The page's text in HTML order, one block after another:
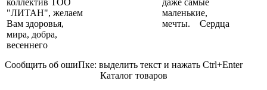
коллектив ТОО
"ЛИТАН", желаем
Вам здоровья,
мира, добра,
весеннего
даже самые
маленькие,
мечты. Сердца
Сообщить об ошиПке: выделить текст и нажать Ctrl+Enter
Каталог товаров